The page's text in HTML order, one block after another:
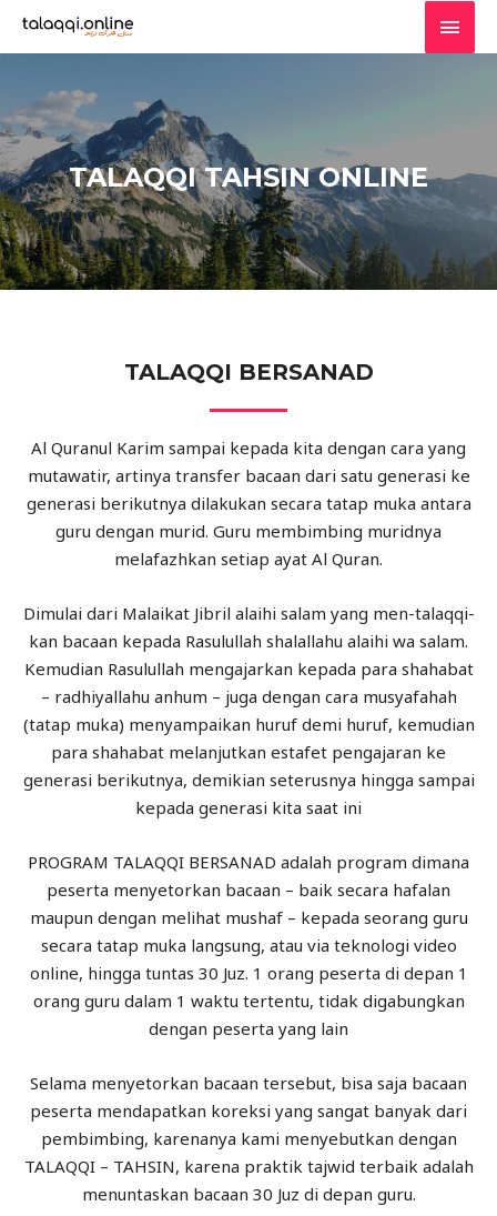
Skip
TALAQQI TAHSIN ONLINE
TALAQQI BERSANAD
Al Quranul Karim sampai kepada kita dengan cara yang
mutawatir, artinya transfer bacaan dari satu generasi ke
generasi berikutnya dilakukan secara tatap muka antara
guru dengan murid. Guru membimbing muridnya
melafazhkan setiap ayat Al Quran.
Dimulai dari Malaikat Jibril alaihi salam yang men-talaqqi-
kan bacaan kepada Rasulullah shalallahu alaihi wa salam.
Kemudian Rasulullah mengajarkan kepada para shahabat
– radhiyallahu anhum – juga dengan cara musyafahah
(tatap muka) menyampaikan huruf demi huruf, kemudian
para shahabat melanjutkan estafet pengajaran ke
generasi berikutnya, demikian seterusnya hingga sampai
kepada generasi kita saat ini
PROGRAM TALAQQI BERSANAD adalah program dimana
peserta menyetorkan bacaan – baik secara hafalan
maupun dengan melihat mushaf – kepada seorang guru
secara tatap muka langsung, atau via teknologi video
online, hingga tuntas 30 Juz. 1 orang peserta di depan 1
orang guru dalam 1 waktu tertentu, tidak digabungkan
dengan peserta yang lain
Selama menyetorkan bacaan tersebut, bisa saja bacaan
peserta mendapatkan koreksi yang sangat banyak dari
pembimbing, karenanya kami menyebutkan dengan
TALAQQI – TAHSIN, karena praktik tajwid terbaik adalah
menuntaskan bacaan 30 Juz di depan guru.